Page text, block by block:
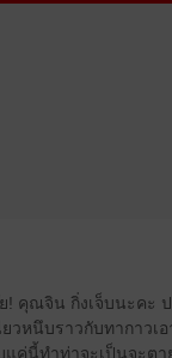
! คุณจิน กิ่งเจ็บนะคะ
วหนึบราวกับทากาวเอ
บแค่นี้ทำท่าจะเป็นจะต